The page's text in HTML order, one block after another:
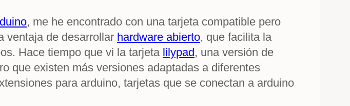
, me he encontrado con una tarjeta compatible pero
ventaja de desarrollar hardware abierto, que facilita la
Hace tiempo que vi la tarjeta lilypad , una versión de
que existen más versiones adaptadas a diferentes
para arduino, tarjetas que se conectan a arduino